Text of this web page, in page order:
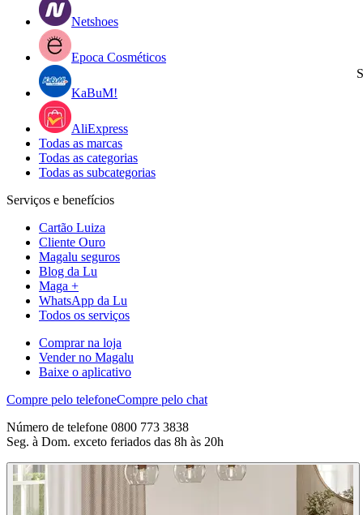
Netshoes
Epoca Cosméticos
KaBuM!
AliExpress
Todas as marcas
Todas as categorias
Todas as subcategorias
Serviços e benefícios
Cartão Luiza
Cliente Ouro
Magalu seguros
Blog da Lu
Maga +
WhatsApp da Lu
Todos os serviços
Comprar na loja
Vender no Magalu
Baixe o aplicativo
Compre pelo telefoneCompre pelo chat
Número de telefone 0800 773 3838
Seg. à Dom. exceto feriados das 8h às 20h